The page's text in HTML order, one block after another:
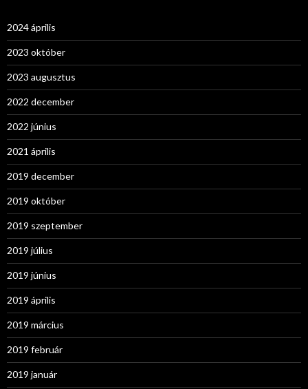
2024 április
2023 október
2023 augusztus
2022 december
2022 június
2021 április
2019 december
2019 október
2019 szeptember
2019 július
2019 június
2019 április
2019 március
2019 február
2019 január